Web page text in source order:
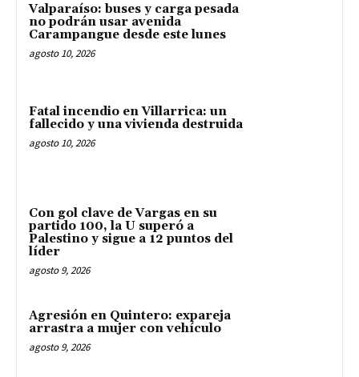
Valparaíso: buses y carga pesada
no podrán usar avenida
Carampangue desde este lunes
agosto 10, 2026
Fatal incendio en Villarrica: un
fallecido y una vivienda destruida
agosto 10, 2026
Con gol clave de Vargas en su
partido 100, la U superó a
Palestino y sigue a 12 puntos del
líder
agosto 9, 2026
Agresión en Quintero: expareja
arrastra a mujer con vehículo
agosto 9, 2026